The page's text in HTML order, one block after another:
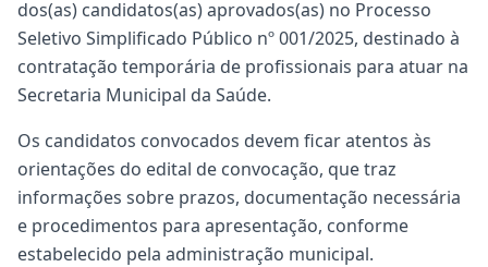
dos(as) candidatos(as) aprovados(as) no Processo
Seletivo Simplificado Público nº 001/2025, destinado à
contratação temporária de profissionais para atuar na
Secretaria Municipal da Saúde.
Os candidatos convocados devem ficar atentos às
orientações do edital de convocação, que traz
informações sobre prazos, documentação necessária
e procedimentos para apresentação, conforme
estabelecido pela administração municipal.